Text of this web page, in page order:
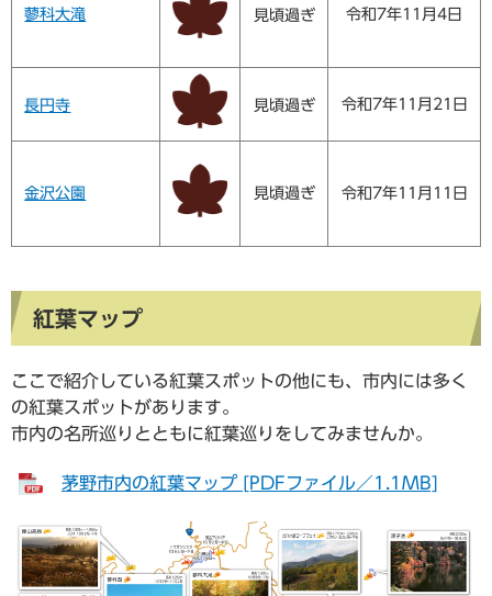
蓼科大滝 見頃過ぎ 令和7年11月4日
長円寺 見頃過ぎ 令和7年11月21日
金沢公園 見頃過ぎ 令和7年11月11日
紅葉マップ
ここで紹介している紅葉スポットの他にも、市内には多く
の紅葉スポットがあります。
市内の名所巡りとともに紅葉巡りをしてみませんか。
茅野市内の紅葉マップ [PDFファイル／1.1MB]